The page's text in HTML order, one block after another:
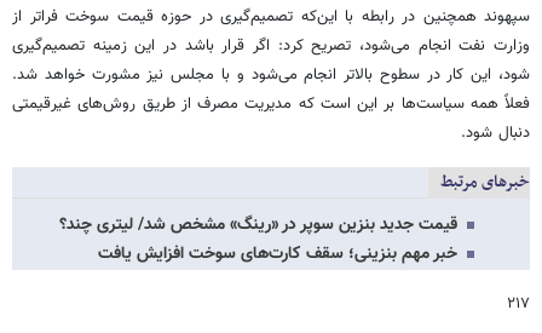
سپهوند همچنین در رابطه با این‌که تصمیم‌گیری در حوزه قیمت سوخت فراتر از
وزارت نفت انجام می‌شود، تصریح کرد: اگر قرار باشد در این زمینه تصمیم‌گیری
شود، این کار در سطوح بالاتر انجام می‌شود و با مجلس نیز مشورت خواهد شد.
فعلاً همه سیاست‌ها بر این است که مدیریت مصرف از طریق روش‌های غیرقیمتی
دنبال شود.
خبرهای مرتبط
قیمت جدید بنزین سوپر در «رینگ» مشخص شد/ لیتری چند؟
خبر مهم بنزینی؛ سقف کارت‌های سوخت افزایش یافت
۲۱۷